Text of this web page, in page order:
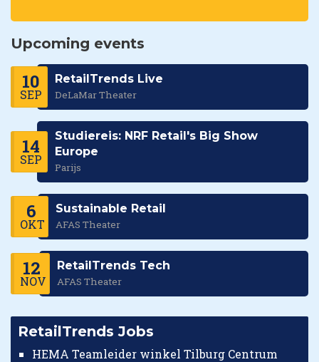
Upcoming events
10
SEP
RetailTrends Live
DeLaMar Theater
14
SEP
Studiereis: NRF Retail's Big Show
Europe
Parijs
6
OKT
Sustainable Retail
AFAS Theater
12
NOV
RetailTrends Tech
AFAS Theater
RetailTrends Jobs
HEMA Teamleider winkel Tilburg Centrum